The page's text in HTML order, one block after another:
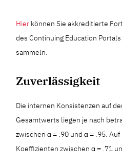
Hier können Sie akkreditierte
des Continuing Education
sammeln.
Zuverlässigkeit
Die internen Konsistenzen auf
Gesamtwerts liegen je nach
zwischen α = .90 und α = .95.
Koeffizienten zwischen α = .71